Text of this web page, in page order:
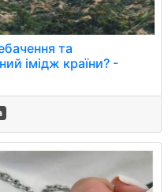
та
імідж країни? -